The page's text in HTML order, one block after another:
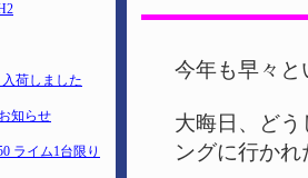
入荷しました
知らせ
ライム1台限り
今年も早々
大晦日、ど
ングに行か